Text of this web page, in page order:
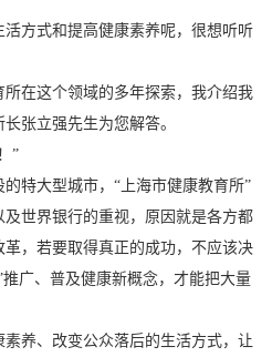
活方式和提高健康素养呢，很想听听
在这个领域的多年探索，我介绍我
张立强先生为您解答。
”
特大型城市，“上海市健康教育所”
世界银行的重视，原因就是各方都
，若要取得真正的成功，不应该决
广、普及健康新概念，才能把大量
养、改变公众落后的生活方式，让